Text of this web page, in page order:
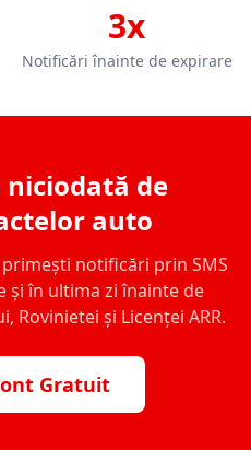
3x
Notificări înainte de expirare
de
auto
notificări prin SMS
și în ultima zi înainte de
Rovinietei și Licenței ARR.
Gratuit